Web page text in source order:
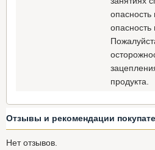
опасность
опасность
продукта.
Отзывы и рекомендации
Нет отзывов.